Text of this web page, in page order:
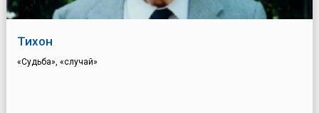
Тихон
«Судьба», «случай»